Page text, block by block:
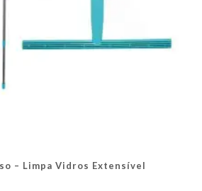
– Limpa Vidros Extensível